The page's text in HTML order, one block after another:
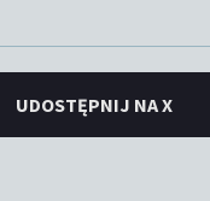
UDOSTĘPNIJ NA X